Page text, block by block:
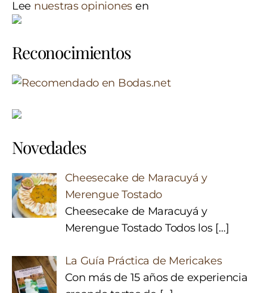
Lee nuestras opiniones en
Reconocimientos
Novedades
Cheesecake de Maracuyá y
Merengue Tostado
Cheesecake de Maracuyá y
Merengue Tostado Todos los […]
La Guía Práctica de Mericakes
Con más de 15 años de experiencia